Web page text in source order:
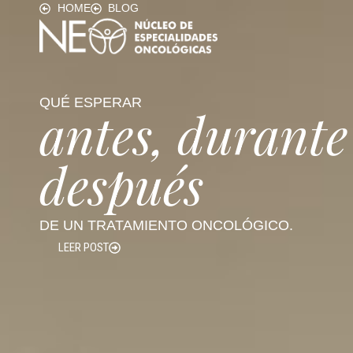
HOME BLOG
QUÉ ESPERAR
antes,
después
DE UN TRATAMIENTO ONCOLÓGICO.
LEER POST